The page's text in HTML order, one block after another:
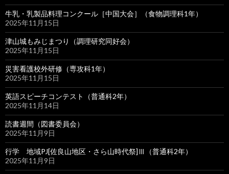
牛乳・乳製品料理コンクール［中国大会］（食物調理科1年）
2025年11月15日
津山城もみじまつり（調理研究同好会）
2025年11月15日
災害看護校外研修（専攻科1年）
2025年11月15日
英語スピーチコンテスト（普通科2年）
2025年11月14日
読書週間（図書委員会）
2025年11月9日
行学 地域PJ[佐良山地区・さら山時代祭]Ⅲ（普通科2年）
2025年11月9日